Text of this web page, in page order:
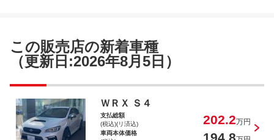
ヤリス ハイブリッドＧ
この販売店の新着車種
（更新日:2026年8月5日）
ＷＲＸ Ｓ４
支払総額
(税込)(リ済込)
202.2万円
車両本体価格